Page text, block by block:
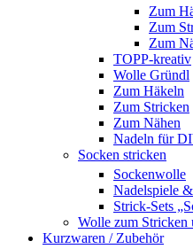
Zum
Zum
Zum
TOPP-kreativ
Wolle Gründl
Zum Häkeln
Zum Stricken
Zum Nähen
Nadeln für
Socken stricken
Sockenwolle
Nadelspiele
Strick-Sets
Wolle zum Stricken
Kurzwaren / Zubehör